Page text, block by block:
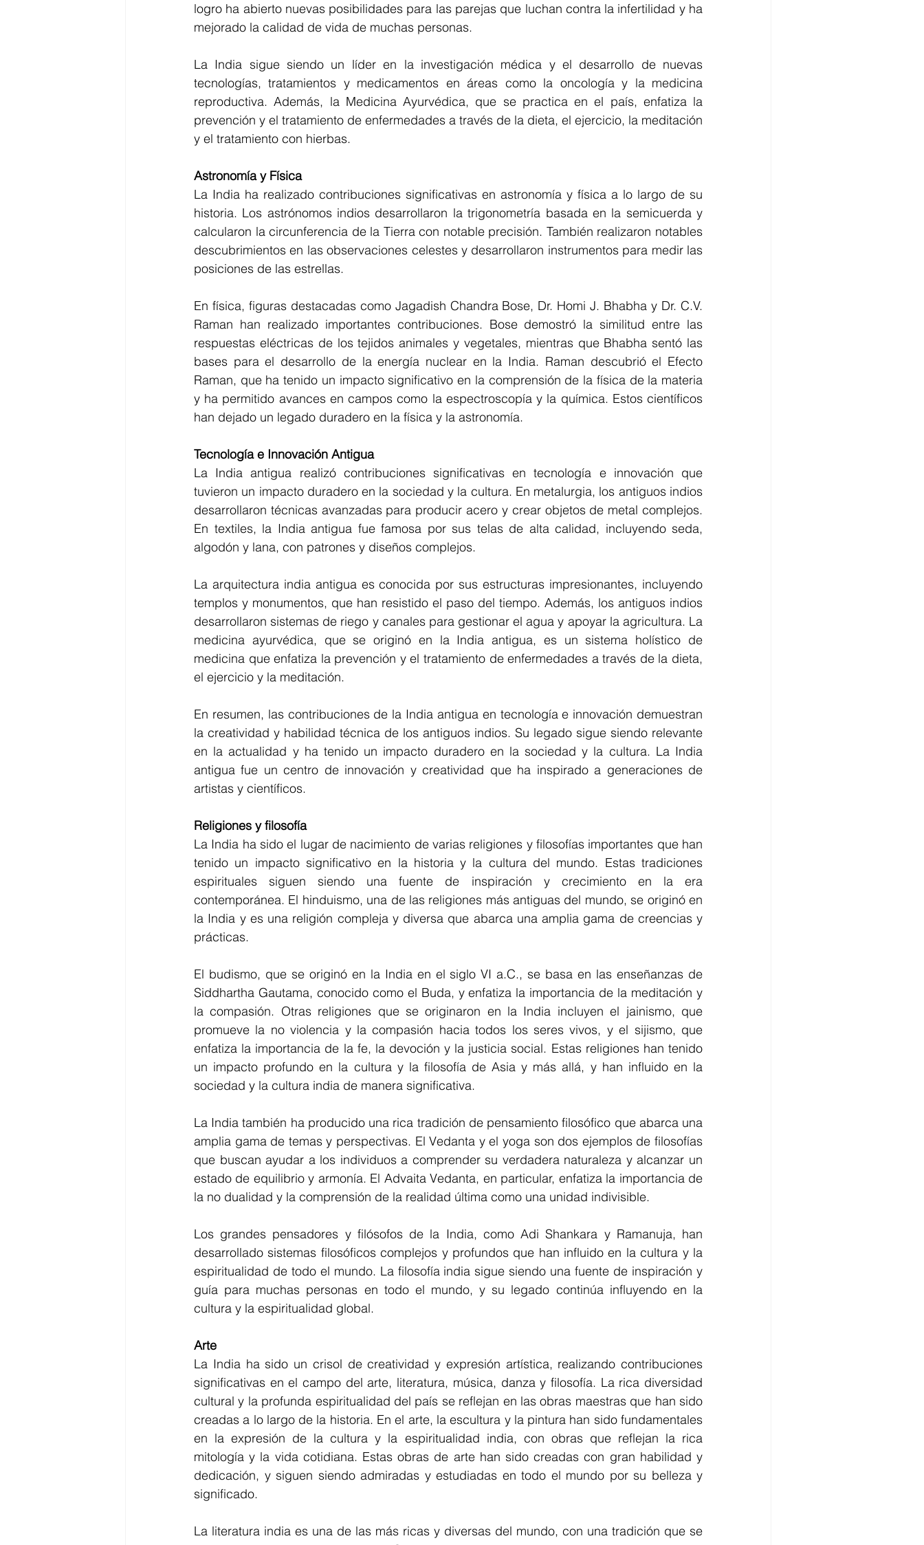
logro ha abierto nuevas posibilidades para las parejas que luchan contra la infertilidad y ha
mejorado la calidad de vida de muchas personas.
La India sigue siendo un líder en la investigación médica y el desarrollo de nuevas
tecnologías, tratamientos y medicamentos en áreas como la oncología y la medicina
reproductiva. Además, la Medicina Ayurvédica, que se practica en el país, enfatiza la
prevención y el tratamiento de enfermedades a través de la dieta, el ejercicio, la meditación
y el tratamiento con hierbas.
Astronomía y Física
La India ha realizado contribuciones significativas en astronomía y física a lo largo de su
historia. Los astrónomos indios desarrollaron la trigonometría basada en la semicuerda y
calcularon la circunferencia de la Tierra con notable precisión. También realizaron notables
descubrimientos en las observaciones celestes y desarrollaron instrumentos para medir las
posiciones de las estrellas.
En física, figuras destacadas como Jagadish Chandra Bose, Dr. Homi J. Bhabha y Dr. C.V.
Raman han realizado importantes contribuciones. Bose demostró la similitud entre las
respuestas eléctricas de los tejidos animales y vegetales, mientras que Bhabha sentó las
bases para el desarrollo de la energía nuclear en la India. Raman descubrió el Efecto
Raman, que ha tenido un impacto significativo en la comprensión de la física de la materia
y ha permitido avances en campos como la espectroscopía y la química. Estos científicos
han dejado un legado duradero en la física y la astronomía.
Tecnología e Innovación Antigua
La India antigua realizó contribuciones significativas en tecnología e innovación que
tuvieron un impacto duradero en la sociedad y la cultura. En metalurgia, los antiguos indios
desarrollaron técnicas avanzadas para producir acero y crear objetos de metal complejos.
En textiles, la India antigua fue famosa por sus telas de alta calidad, incluyendo seda,
algodón y lana, con patrones y diseños complejos.
La arquitectura india antigua es conocida por sus estructuras impresionantes, incluyendo
templos y monumentos, que han resistido el paso del tiempo. Además, los antiguos indios
desarrollaron sistemas de riego y canales para gestionar el agua y apoyar la agricultura. La
medicina ayurvédica, que se originó en la India antigua, es un sistema holístico de
medicina que enfatiza la prevención y el tratamiento de enfermedades a través de la dieta,
el ejercicio y la meditación.
En resumen, las contribuciones de la India antigua en tecnología e innovación demuestran
la creatividad y habilidad técnica de los antiguos indios. Su legado sigue siendo relevante
en la actualidad y ha tenido un impacto duradero en la sociedad y la cultura. La India
antigua fue un centro de innovación y creatividad que ha inspirado a generaciones de
artistas y científicos.
Religiones y filosofía
La India ha sido el lugar de nacimiento de varias religiones y filosofías importantes que han
tenido un impacto significativo en la historia y la cultura del mundo. Estas tradiciones
espirituales siguen siendo una fuente de inspiración y crecimiento en la era
contemporánea. El hinduismo, una de las religiones más antiguas del mundo, se originó en
la India y es una religión compleja y diversa que abarca una amplia gama de creencias y
prácticas.
El budismo, que se originó en la India en el siglo VI a.C., se basa en las enseñanzas de
Siddhartha Gautama, conocido como el Buda, y enfatiza la importancia de la meditación y
la compasión. Otras religiones que se originaron en la India incluyen el jainismo, que
promueve la no violencia y la compasión hacia todos los seres vivos, y el sijismo, que
enfatiza la importancia de la fe, la devoción y la justicia social. Estas religiones han tenido
un impacto profundo en la cultura y la filosofía de Asia y más allá, y han influido en la
sociedad y la cultura india de manera significativa.
La India también ha producido una rica tradición de pensamiento filosófico que abarca una
amplia gama de temas y perspectivas. El Vedanta y el yoga son dos ejemplos de filosofías
que buscan ayudar a los individuos a comprender su verdadera naturaleza y alcanzar un
estado de equilibrio y armonía. El Advaita Vedanta, en particular, enfatiza la importancia de
la no dualidad y la comprensión de la realidad última como una unidad indivisible.
Los grandes pensadores y filósofos de la India, como Adi Shankara y Ramanuja, han
desarrollado sistemas filosóficos complejos y profundos que han influido en la cultura y la
espiritualidad de todo el mundo. La filosofía india sigue siendo una fuente de inspiración y
guía para muchas personas en todo el mundo, y su legado continúa influyendo en la
cultura y la espiritualidad global.
Arte
La India ha sido un crisol de creatividad y expresión artística, realizando contribuciones
significativas en el campo del arte, literatura, música, danza y filosofía. La rica diversidad
cultural y la profunda espiritualidad del país se reflejan en las obras maestras que han sido
creadas a lo largo de la historia. En el arte, la escultura y la pintura han sido fundamentales
en la expresión de la cultura y la espiritualidad india, con obras que reflejan la rica
mitología y la vida cotidiana. Estas obras de arte han sido creadas con gran habilidad y
dedicación, y siguen siendo admiradas y estudiadas en todo el mundo por su belleza y
significado.
La literatura india es una de las más ricas y diversas del mundo, con una tradición que se